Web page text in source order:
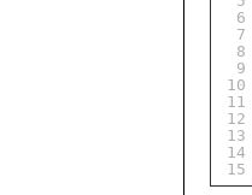
6
7
8
9
10
11
12
13
14
15